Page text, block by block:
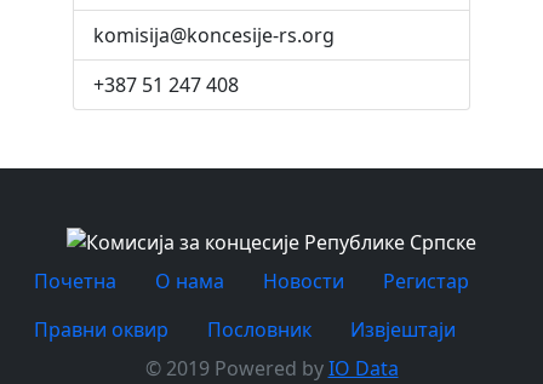
komisija@koncesije-rs.org
+387 51 247 408
Почетна O нама Новости
Регистар
Правни оквир
Пословник
Извјештаји
© 2019 Powered byIO Data